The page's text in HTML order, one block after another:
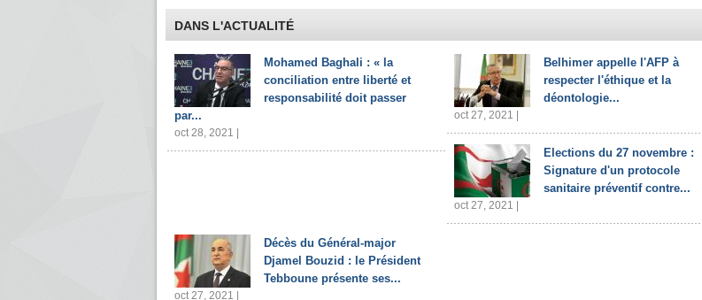
DANS L'ACTUALITÉ
Mohamed Baghali : « la
conciliation entre liberté et
responsabilité doit passer
par...
oct 28, 2021 |
Belhimer appelle l'AFP à
respecter l'éthique et la
déontologie...
oct 27, 2021 |
Elections du 27 novembre :
Signature d'un protocole
sanitaire préventif contre...
oct 27, 2021 |
Décès du Général-major
Djamel Bouzid : le Président
Tebboune présente ses...
oct 27, 2021 |